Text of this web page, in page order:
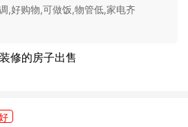
,好购物,可做饭,物管低,家电齐
修的房子出售